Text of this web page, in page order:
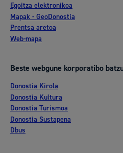
Egoitza elektronikoa
Mapak - GeoDonostia
Prentsa aretoa
Web-mapa
Beste webgune korporatibo
Donostia Kirola
Donostia Kultura
Donostia Turismoa
Donostia Sustapena
Dbus